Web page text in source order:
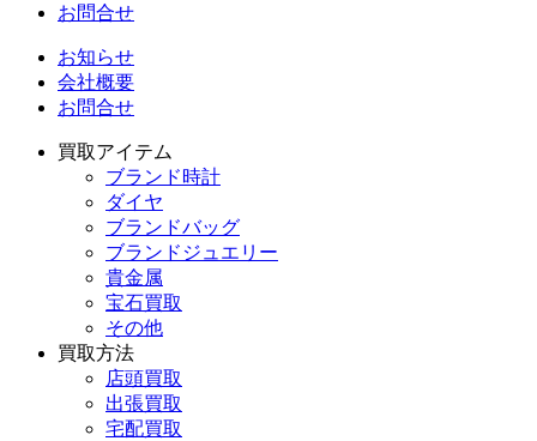
お問合せ
お知らせ
会社概要
お問合せ
買取アイテム
ブランド時計
ダイヤ
ブランドバッグ
ブランドジュエリー
貴金属
宝石買取
その他
買取方法
店頭買取
出張買取
宅配買取